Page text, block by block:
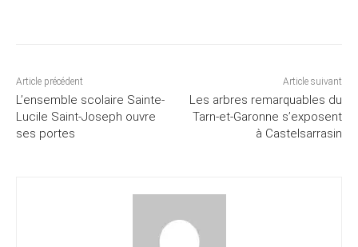
Article précédent
L’ensemble scolaire Sainte-
Lucile Saint-Joseph ouvre
ses portes
Article suivant
Les arbres remarquables du
Tarn-et-Garonne s’exposent
à Castelsarrasin